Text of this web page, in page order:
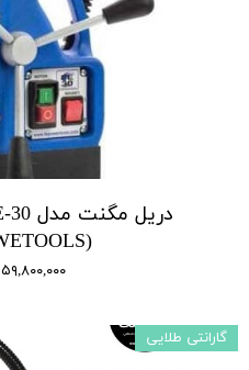
(FEPOWETOOLS)
۵۹,۸۰۰,۰۰۰ تومان
گارانتی طلایی